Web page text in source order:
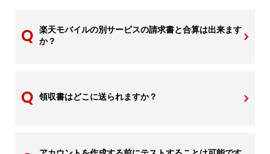
楽天モバイルの別サービスの請求書と合算は出来ます
か？
領収書はどこに送られますか？